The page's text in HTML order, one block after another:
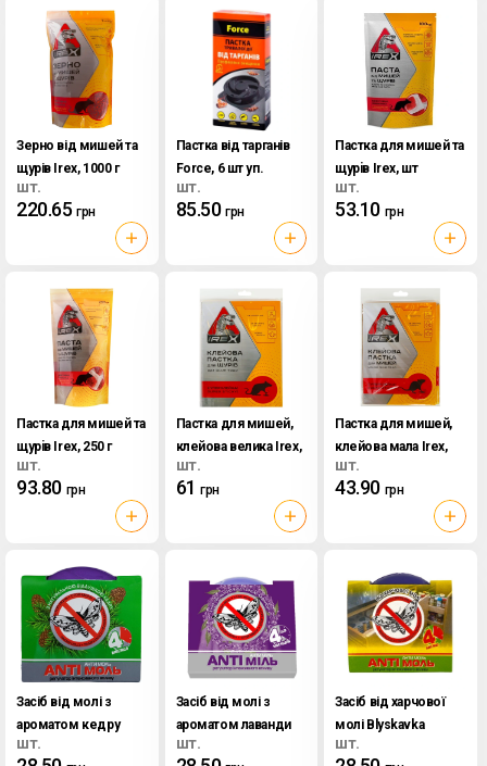
Зерно від мишей та
щурів Irex, 1000 г
шт.
220.65 грн
Пастка від тарганів
Force, 6 шт уп.
шт.
85.50 грн
Пастка для мишей та
щурiв Irex, шт
шт.
53.10 грн
Пастка для мишей та
щурiв Irex, 250 г
шт.
93.80 грн
Пастка для мишей,
клейова велика Irex,
шт
шт.
61 грн
Пастка для мишей,
клейова мала Irex,
шт
шт.
43.90 грн
Засіб від молі з
ароматом кедру
Blyskavka Antimol, 60
шт.
Засіб від молі з
ароматом лаванди
Blyskavka Antimol, 60
шт.
Засіб від харчової
молі Blyskavka
Antimol, 60 г
шт.